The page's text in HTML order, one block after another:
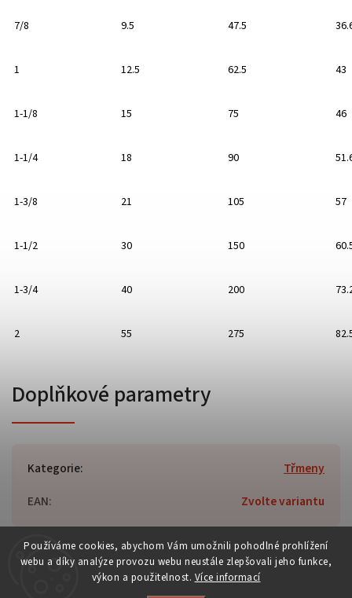
Používáme cookies, abychom Vám umožnili pohodlné prohlížení
webu a díky analýze provozu webu neustále zlepšovali jeho funkce,
výkon a použitelnost. Více informací
7/8 9.5 47.5
1 12.5 62.5 43
1-1/8 15 75 46
1-1/4 18 90
1-3/8 21 105 57
1-1/2 30 150
1-3/4 40 200
2 55 275
Doplňkové parametry
Kategorie:
Třmeny
EAN: Zvolte variantu
Copyright 2026rc-tech.cz. Všechna práva vyhrazena.